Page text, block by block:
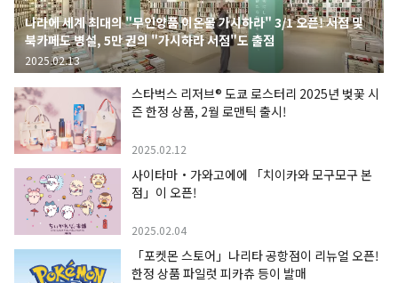
나라에 세계 최대의 "무인양품 이온몰 가시하라" 3/1 오픈! 서점 및
북카페도 병설, 5만 권의 "가시하라 서점"도 출점
2025.02.13
스타벅스 리저브® 도쿄 로스터리 2025년 벚꽃 시
즌 한정 상품, 2월 로맨틱 출시!
2025.02.12
사이타마・가와고에에 「치이카와 모구모구 본
점」이 오픈!
2025.02.04
「포켓몬 스토어」나리타 공항점이 리뉴얼 오픈!
한정 상품 파일럿 피카츄 등이 발매